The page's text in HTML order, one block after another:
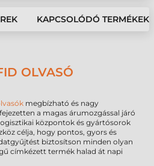
KAPCSOLÓDÓ TERMÉKEK
OLVASÓ
megbízható és nagy
a magas árumozgással járó
központok és gyártósorok
célja, hogy pontos, gyors és
biztosítson minden olyan
címkézett termék halad át napi